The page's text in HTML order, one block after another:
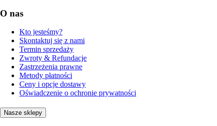
O nas
Kto jesteśmy?
Skontaktuj się z nami
Termin sprzedaży
Zwroty & Refundacje
Zastrzeżenia prawne
Metody płatności
Ceny i opcje dostawy
Oświadczenie o ochronie prywatności
Nasze sklepy